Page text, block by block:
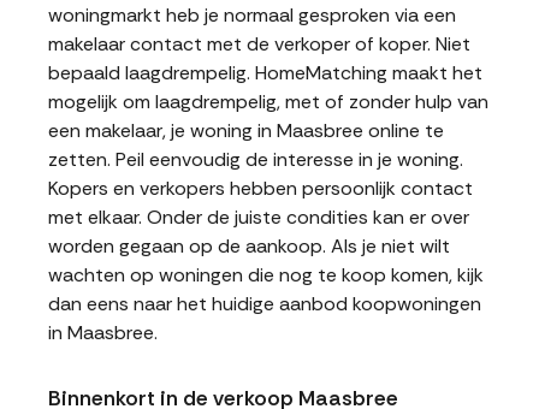
woningmarkt heb je normaal gesproken via een
makelaar contact met de verkoper of koper. Niet
bepaald laagdrempelig. HomeMatching maakt het
mogelijk om laagdrempelig, met of zonder hulp van
een makelaar, je woning in Maasbree online te
zetten. Peil eenvoudig de interesse in je woning.
Kopers en verkopers hebben persoonlijk contact
met elkaar. Onder de juiste condities kan er over
worden gegaan op de aankoop. Als je niet wilt
wachten op woningen die nog te koop komen, kijk
dan eens naar het huidige aanbod koopwoningen
in Maasbree.
Binnenkort in de verkoop Maasbree